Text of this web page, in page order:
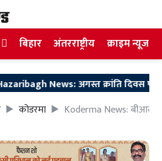
बिहार अंतरराष्ट्रीय क्राइम न्यूज
News: अगस्त क्रांति दिवस पर
कोडरमा Koderma News: बीआर